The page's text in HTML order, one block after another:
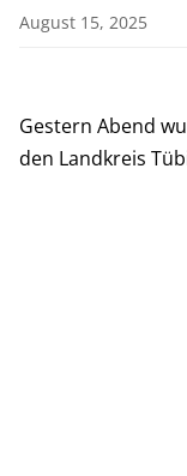
August 15, 2025
Gestern Abend
den Landkreis